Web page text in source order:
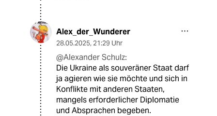
Alex_der_Wunderer
28.05.2025, 21:29 Uhr
@Alexander Schulz:
Die Ukraine als souveräner Staat darf
ja agieren wie sie möchte und sich in
Konflikte mit anderen Staaten,
mangels erforderlicher Diplomatie
und Absprachen begeben.